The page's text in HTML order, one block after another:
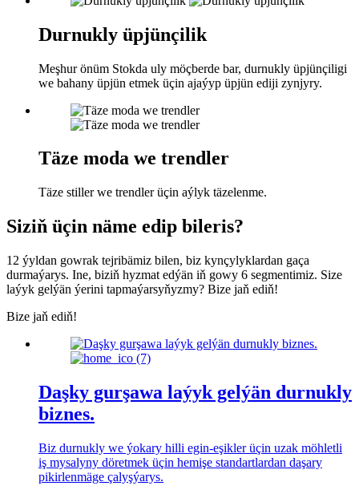
Durnukly üpjünçilik
Meşhur önüm Stokda uly möçberde bar, durnukly üpjünçiligi
we bahany üpjün etmek üçin ajaýyp üpjün ediji zynjyry.
Täze moda we trendler
Täze stiller we trendler üçin aýlyk täzelenme.
Siziň üçin näme edip bileris?
12 ýyldan gowrak tejribämiz bilen, biz kynçylyklardan gaça
durmaýarys. Ine, biziň hyzmat edýän iň gowy 6 segmentimiz. Size
laýyk gelýän ýerini tapmaýarsyňyzmy? Bize jaň ediň!
Bize jaň ediň!
Daşky gurşawa laýyk gelýän durnukly
biznes.
Biz durnukly we ýokary hilli egin-eşikler üçin uzak möhletli
iş mysalyny döretmek üçin hemişe standartlardan daşary
pikirlenmäge çalyşýarys.